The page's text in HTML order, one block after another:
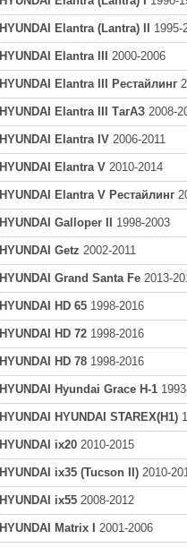
HYUNDAI Elantra (Lantra) II 1995-
HYUNDAI Elantra III 2000-2006
HYUNDAI Elantra III Рестайлинг
HYUNDAI Elantra III ТагАЗ 2008-
HYUNDAI Elantra IV 2006-2011
HYUNDAI Elantra V 2010-2014
HYUNDAI Elantra V Рестайлинг
HYUNDAI Galloper II 1998-2003
HYUNDAI Getz 2002-2011
HYUNDAI Grand Santa Fe 2013-
HYUNDAI HD 65 1998-2016
HYUNDAI HD 72 1998-2016
HYUNDAI HD 78 1998-2016
HYUNDAI Hyundai Grace H-1
HYUNDAI HYUNDAI STAREX(H1)
HYUNDAI ix20 2010-2015
HYUNDAI ix35 (Tucson II) 2010-
HYUNDAI ix55 2008-2012
HYUNDAI Matrix I 2001-2006